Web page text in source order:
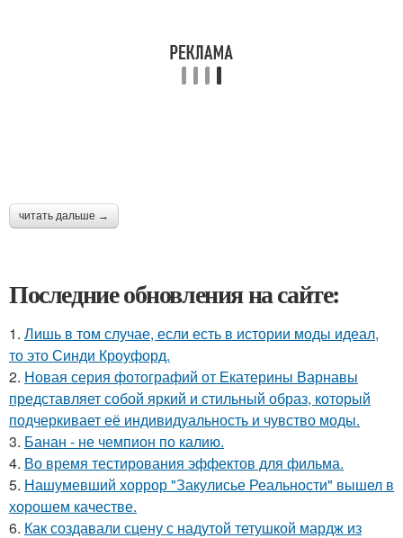
читать дальше →
Последние обновления на сайте:
1. Лишь в том случае, если есть в истории моды идеал,
то это Синди Кроуфорд.
2. Новая серия фотографий от Екатерины Варнавы
представляет собой яркий и стильный образ, который
подчеркивает её индивидуальность и чувство моды.
3. Банан - не чемпион по калию.
4. Во время тестирования эффектов для фильма.
5. Нашумевший хоррор "Закулисье Реальности" вышел в
хорошем качестве.
6. Как создавали сцену с надутой тетушкой мардж из